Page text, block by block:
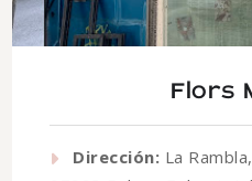
Flors
Dirección: La